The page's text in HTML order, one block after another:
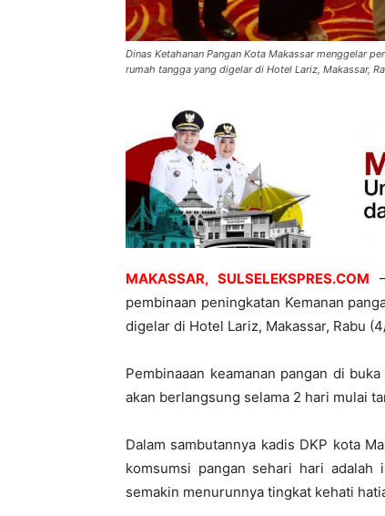
Dinas Ketahanan Pangan Kota Makassar menggelar
rumah tangga yang digelar di Hotel Lariz, Makassar,
MAKASSAR, SULSELEKSPRES.COM
pembinaan peningkatan Kemanan
digelar di Hotel Lariz, Makassar, Rabu
Pembinaaan keamanan pangan di
akan berlangsung selama 2 hari mulai
Dalam sambutannya kadis DKP kota
komsumsi pangan sehari hari adalah
semakin menurunnya tingkat kehati